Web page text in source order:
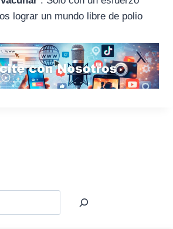
lograr un mundo libre de polio